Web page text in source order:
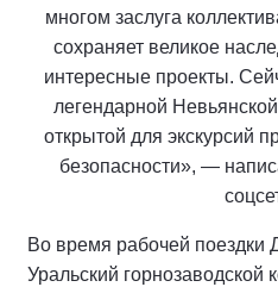
многом заслуга
сохраняет великое
интересные проекты.
легендарной
открытой для экскурсий
безопасности», —
Во время рабочей поездки
Уральский горнозаводской